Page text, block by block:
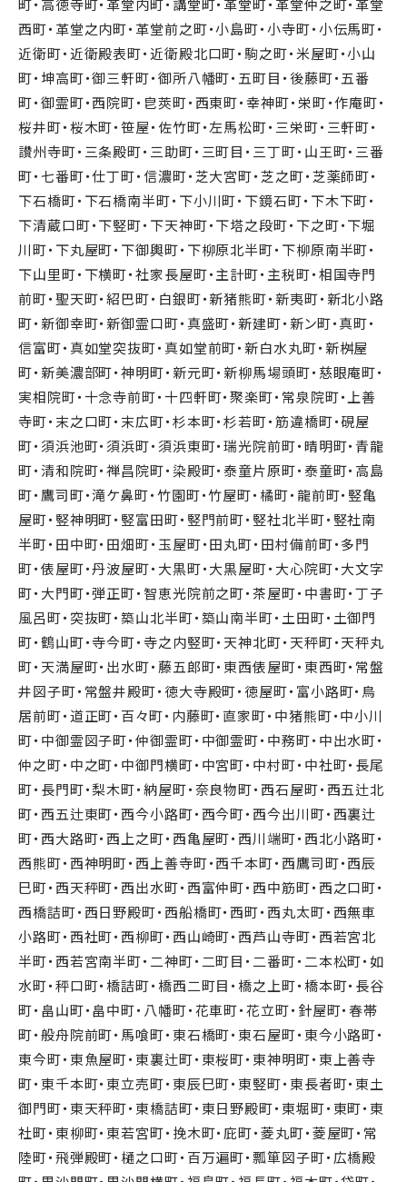
町・高徳寺町・革堂内町・講堂町・革堂町・革堂仲之町・革堂
西町・革堂之内町・革堂前之町・小島町・小寺町・小伝馬町・
近衛町・近衛殿表町・近衛殿北口町・駒之町・米屋町・小山
町・坤高町・御三軒町・御所八幡町・五町目・後藤町・五番
町・御霊町・西院町・皀莢町・西東町・幸神町・栄町・作庵町・
桜井町・桜木町・笹屋・佐竹町・左馬松町・三栄町・三軒町・
讃州寺町・三条殿町・三助町・三町目・三丁町・山王町・三番
町・七番町・仕丁町・信濃町・芝大宮町・芝之町・芝薬師町・
下石橋町・下石橋南半町・下小川町・下鏡石町・下木下町・
下清蔵口町・下竪町・下天神町・下塔之段町・下之町・下堀
川町・下丸屋町・下御輿町・下柳原北半町・下柳原南半町・
下山里町・下横町・社家長屋町・主計町・主税町・相国寺門
前町・聖天町・紹巴町・白銀町・新猪熊町・新夷町・新北小路
町・新御幸町・新御霊口町・真盛町・新建町・新ン町・真町・
信富町・真如堂突抜町・真如堂前町・新白水丸町・新桝屋
町・新美濃部町・神明町・新元町・新柳馬場頭町・慈眼庵町・
実相院町・十念寺前町・十四軒町・聚楽町・常泉院町・上善
寺町・末之口町・末広町・杉本町・杉若町・筋違橋町・硯屋
町・須浜池町・須浜町・須浜東町・瑞光院前町・晴明町・青龍
町・清和院町・禅昌院町・染殿町・泰童片原町・泰童町・高島
町・鷹司町・滝ケ鼻町・竹園町・竹屋町・橘町・龍前町・竪亀
屋町・竪神明町・竪富田町・竪門前町・竪社北半町・竪社南
半町・田中町・田畑町・玉屋町・田丸町・田村備前町・多門
町・俵屋町・丹波屋町・大黒町・大黒屋町・大心院町・大文字
町・大門町・弾正町・智恵光院前之町・茶屋町・中書町・丁子
風呂町・突抜町・築山北半町・築山南半町・土田町・土御門
町・鶴山町・寺今町・寺之内竪町・天神北町・天秤町・天秤丸
町・天満屋町・出水町・藤五郎町・東西俵屋町・東西町・常盤
井図子町・常盤井殿町・徳大寺殿町・徳屋町・富小路町・鳥
居前町・道正町・百々町・内藤町・直家町・中猪熊町・中小川
町・中御霊図子町・仲御霊町・中御霊町・中務町・中出水町・
仲之町・中之町・中御門横町・中宮町・中村町・中社町・長尾
町・長門町・梨木町・納屋町・奈良物町・西石屋町・西五辻北
町・西五辻東町・西今小路町・西今町・西今出川町・西裏辻
町・西大路町・西上之町・西亀屋町・西川端町・西北小路町・
西熊町・西神明町・西上善寺町・西千本町・西鷹司町・西辰
巳町・西天秤町・西出水町・西富仲町・西中筋町・西之口町・
西橋詰町・西日野殿町・西船橋町・西町・西丸太町・西無車
小路町・西社町・西柳町・西山崎町・西芦山寺町・西若宮北
半町・西若宮南半町・二神町・二町目・二番町・二本松町・如
水町・秤口町・橋詰町・橋西二町目・橋之上町・橋本町・長谷
町・畠山町・畠中町・八幡町・花車町・花立町・針屋町・春帯
町・般舟院前町・馬喰町・東石橋町・東石屋町・東今小路町・
東今町・東魚屋町・東裏辻町・東桜町・東神明町・東上善寺
町・東千本町・東立売町・東辰巳町・東竪町・東長者町・東土
御門町・東天秤町・東橋詰町・東日野殿町・東堀町・東町・東
社町・東柳町・東若宮町・挽木町・庇町・菱丸町・菱屋町・常
陸町・飛弾殿町・樋之口町・百万遍町・瓢箪図子町・広橋殿